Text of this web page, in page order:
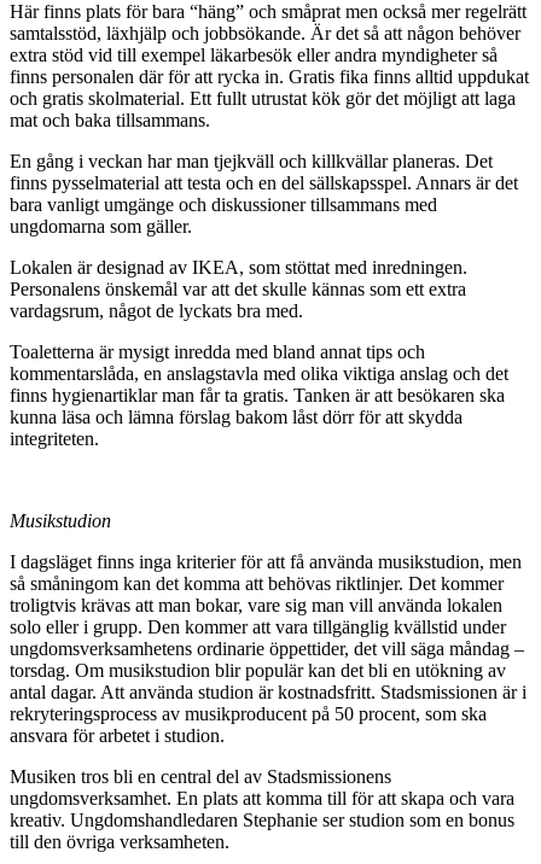
Här finns plats för bara “häng” och småprat men också mer regelrätt
samtalsstöd, läxhjälp och jobbsökande. Är det så att någon behöver
extra stöd vid till exempel läkarbesök eller andra myndigheter så
finns personalen där för att rycka in. Gratis fika finns alltid uppdukat
och gratis skolmaterial. Ett fullt utrustat kök gör det möjligt att laga
mat och baka tillsammans.
En gång i veckan har man tjejkväll och killkvällar planeras. Det
finns pysselmaterial att testa och en del sällskapsspel. Annars är det
bara vanligt umgänge och diskussioner tillsammans med
ungdomarna som gäller.
Lokalen är designad av IKEA, som stöttat med inredningen.
Personalens önskemål var att det skulle kännas som ett extra
vardagsrum, något de lyckats bra med.
Toaletterna är mysigt inredda med bland annat tips och
kommentarslåda, en anslagstavla med olika viktiga anslag och det
finns hygienartiklar man får ta gratis. Tanken är att besökaren ska
kunna läsa och lämna förslag bakom låst dörr för att skydda
integriteten.
Musikstudion
I dagsläget finns inga kriterier för att få använda musikstudion, men
så småningom kan det komma att behövas riktlinjer. Det kommer
troligtvis krävas att man bokar, vare sig man vill använda lokalen
solo eller i grupp. Den kommer att vara tillgänglig kvällstid under
ungdomsverksamhetens ordinarie öppettider, det vill säga måndag –
torsdag. Om musikstudion blir populär kan det bli en utökning av
antal dagar. Att använda studion är kostnadsfritt. Stadsmissionen är i
rekryteringsprocess av musikproducent på 50 procent, som ska
ansvara för arbetet i studion.
Musiken tros bli en central del av Stadsmissionens
ungdomsverksamhet. En plats att komma till för att skapa och vara
kreativ. Ungdomshandledaren Stephanie ser studion som en bonus
till den övriga verksamheten.